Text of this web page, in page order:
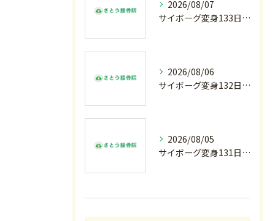
2026/08/07
サイボーグ変身133日目.広島.原爆.81年.インターハイ初日.金曜の朝〜
2026/08/06
サイボーグ変身132日目.お知らせ.和歌山.インターハイ.柔道開幕…木曜の朝〜
2026/08/05
サイボーグ変身131日目.甲子園開幕.日曜.リラクゼーション柔.水曜の朝〜